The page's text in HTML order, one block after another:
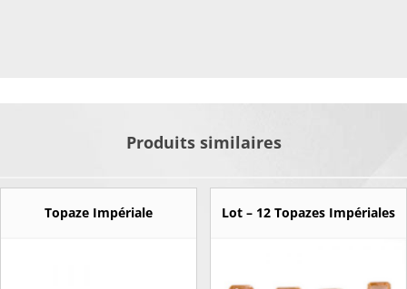
Produits similaires
Topaze Impériale Lot – 12 Topazes Impériales